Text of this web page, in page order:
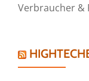
Verbraucher &